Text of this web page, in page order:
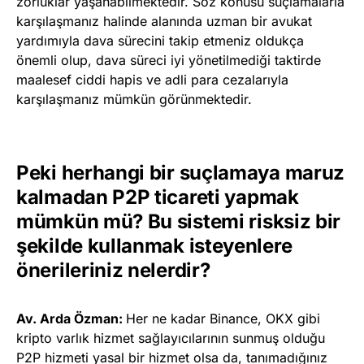
karşılaşmanız halinde alanında uzman bir avukat
yardımıyla dava sürecini takip etmeniz oldukça
önemli olup, dava süreci iyi yönetilmediği taktirde
maalesef ciddi hapis ve adli para cezalarıyla
karşılaşmanız mümkün görünmektedir.
Peki herhangi bir suçlamaya maruz
kalmadan P2P ticareti yapmak
mümkün mü? Bu sistemi risksiz bir
şekilde kullanmak isteyenlere
önerileriniz nelerdir?
Av. Arda Özman: Her ne kadar Binance, OKX gibi
kripto varlık hizmet sağlayıcılarının sunmuş olduğu
P2P hizmeti yasal bir hizmet olsa da, tanımadığınız